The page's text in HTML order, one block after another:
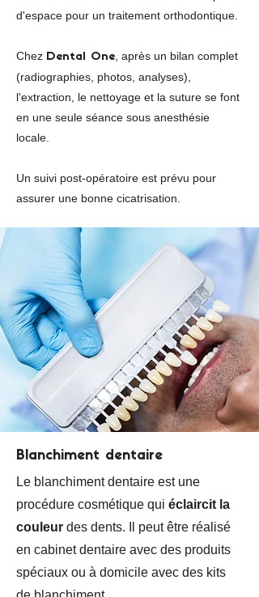
d'espace pour un traitement orthodontique.
Chez Dental One , après un bilan complet
(radiographies, photos, analyses),
l'extraction, le nettoyage et la suture se font
en une seule séance sous anesthésie
locale.
Un suivi post-opératoire est prévu pour
assurer une bonne cicatrisation.
Blanchiment dentaire
Le blanchiment dentaire est une
procédure cosmétique qui éclaircit la
couleur des dents. Il peut être réalisé
en cabinet dentaire avec des produits
spéciaux ou à domicile avec des kits